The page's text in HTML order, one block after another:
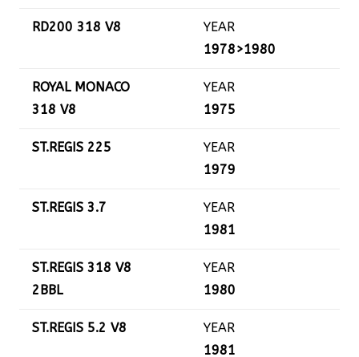
RD200 318 V8
YEAR
1978>1980
ROYAL MONACO
318 V8
YEAR
1975
ST.REGIS 225
YEAR
1979
ST.REGIS 3.7
YEAR
1981
ST.REGIS 318 V8
2BBL
YEAR
1980
ST.REGIS 5.2 V8
YEAR
1981